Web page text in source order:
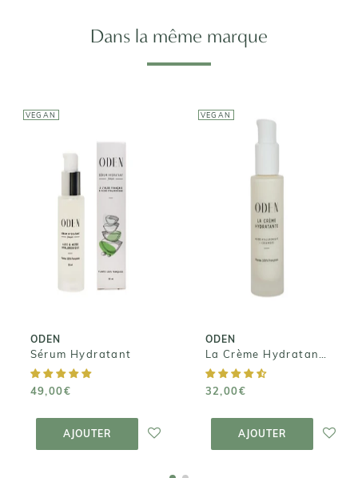
Dans la même marque
VEGAN
ODEN
Sérum Hydratant
49,00€
AJOUTER
ODEN
Sérum
Hydratant
49,00€
PANIER
VEGAN
ODEN
32,00€
AJOUTER
ODEN
La Crème
PANIER